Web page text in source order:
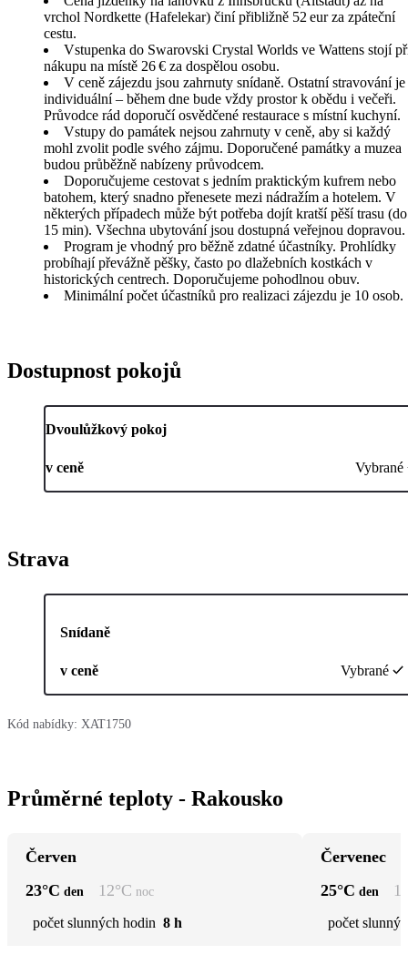
vrchol Nordkette (Hafelekar) činí přibližně 52 eur za zpáteční
cestu.
Vstupenka do Swarovski Crystal Worlds ve Wattens stojí
nákupu na místě 26 € za dospělou osobu.
V ceně zájezdu jsou zahrnuty snídaně. Ostatní stravování je
individuální – během dne bude vždy prostor k obědu i večeři.
Průvodce rád doporučí osvědčené restaurace s místní kuchyní.
Vstupy do památek nejsou zahrnuty v ceně, aby si každý
mohl zvolit podle svého zájmu. Doporučené památky a muzea
budou průběžně nabízeny průvodcem.
Doporučujeme cestovat s jedním praktickým kufrem nebo
batohem, který snadno přenesete mezi nádražím a hotelem. V
některých případech může být potřeba dojít kratší pěší trasu (do
15 min). Všechna ubytování jsou dostupná veřejnou dopravou.
Program je vhodný pro běžně zdatné účastníky. Prohlídky
probíhají převážně pěšky, často po dlažebních kostkách v
historických centrech. Doporučujeme pohodlnou obuv.
Minimální počet účastníků pro realizaci zájezdu je 10 osob.
Dostupnost pokojů
Dvoulůžkový pokoj
v ceně Vybrané
Strava
Snídaně
v ceně Vybrané
Kód nabídky: XAT1750
Průměrné teploty - Rakousko
Červen
23°C den 12°C noc
počet slunných hodin 8 h
Červenec
25°C den
počet